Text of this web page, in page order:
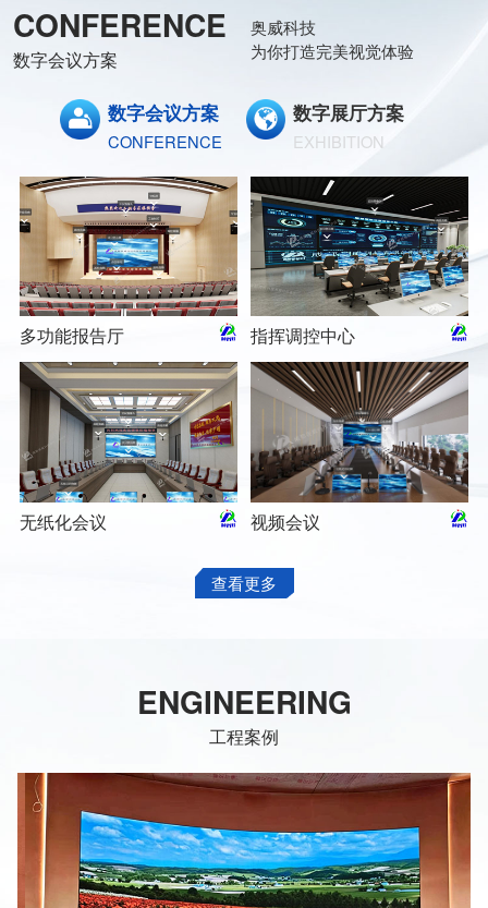
CONFERENCE
数字会议方案
奥威科技
为你打造完美视觉体验
数字会议方案
CONFERENCE
数字展厅方案
EXHIBITION
多功能报告厅 指挥调控中心
无纸化会议 视频会议
查看更多
ENGINEERING
工程案例